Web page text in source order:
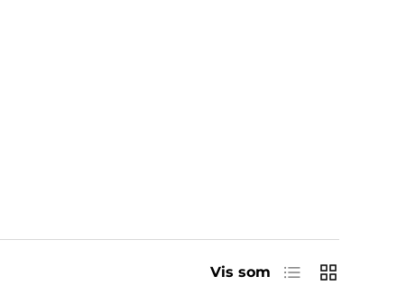
Vis som ListearGitter